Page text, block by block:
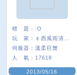
標 題： :O
玩 家：
伺服器： 溫柔巨蟹
人 氣： 17618
2013/05/16